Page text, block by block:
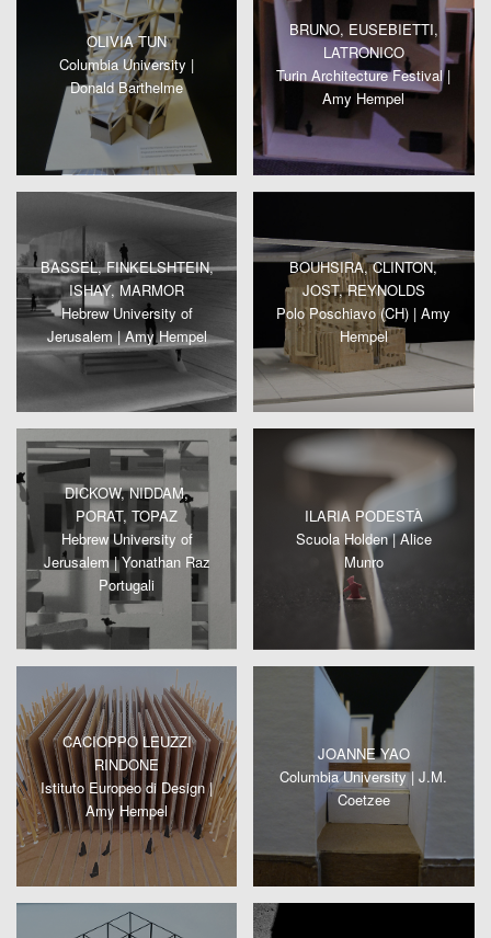
OLIVIA TUN
Columbia University |
Donald Barthelme
BRUNO, EUSEBIETTI,
LATRONICO
Turin Architecture Festival |
Amy Hempel
BASSEL, FINKELSHTEIN,
ISHAY, MARMOR
Hebrew University of
Jerusalem | Amy Hempel
BOUHSIRA, CLINTON,
JOST, REYNOLDS
Polo Poschiavo (CH) | Amy
Hempel
DICKOW, NIDDAM,
PORAT, TOPAZ
Hebrew University of
Jerusalem | Yonathan Raz
Portugali
ILARIA PODESTÀ
Scuola Holden | Alice
Munro
CACIOPPO LEUZZI
RINDONE
Istituto Europeo di Design |
Amy Hempel
JOANNE YAO
Columbia University | J.M.
Coetzee